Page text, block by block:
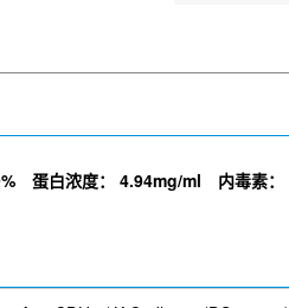
蛋白浓度： 4.94mg/ml 内毒素：